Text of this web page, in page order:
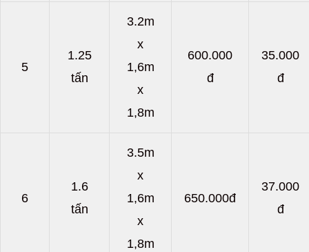
5
1.25
tấn
3.2m
x
1,6m
x
1,8m
600.000
đ
35.000
đ
6
1.6
tấn
3.5m
x
1,6m
x
1,8m
650.000đ
37.000
đ